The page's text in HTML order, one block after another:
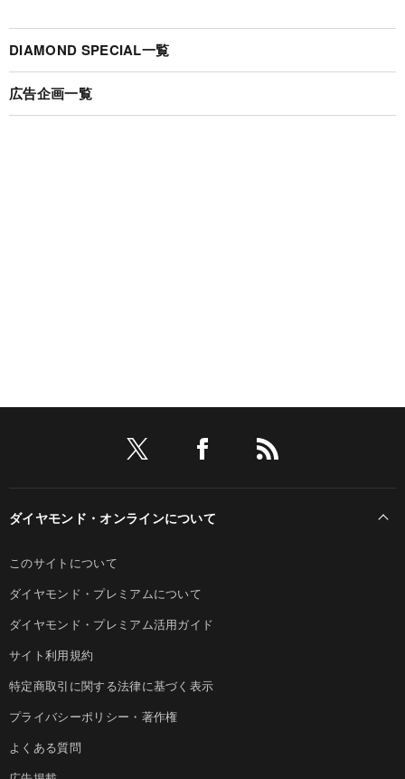
DIAMOND SPECIAL一覧
広告企画一覧
ダイヤモンド・オンラインについて
このサイトについて
ダイヤモンド・プレミアムについて
ダイヤモンド・プレミアム活用ガイド
サイト利用規約
特定商取引に関する法律に基づく表示
プライバシーポリシー・著作権
よくある質問